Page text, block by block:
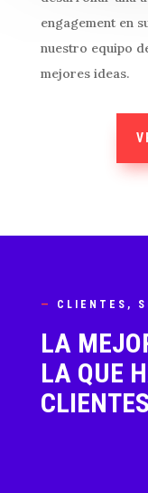
engagement en
nuestro equipo
mejores ideas.
— CLIENTES,
LA
LA QUE